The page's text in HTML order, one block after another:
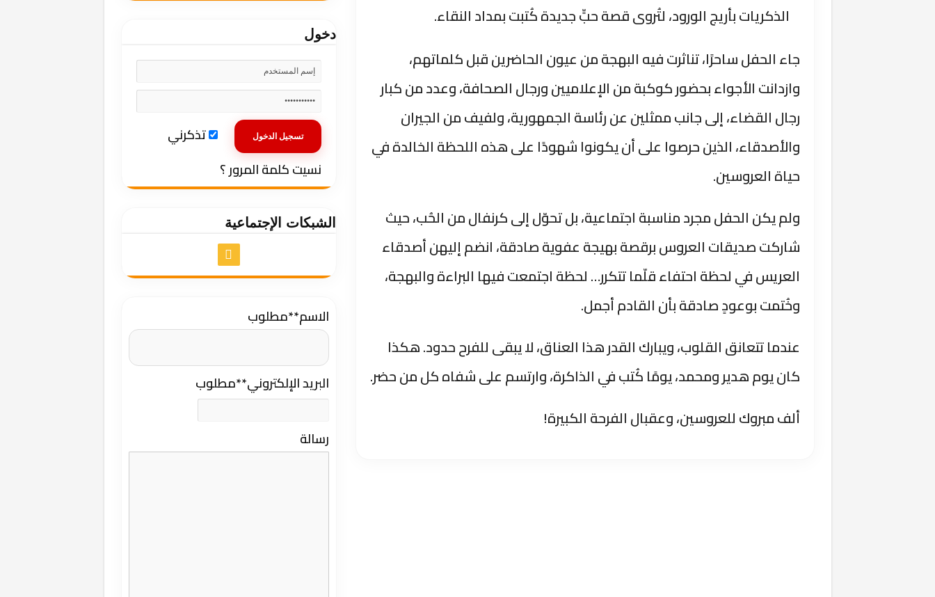
الذكريات بأريج الورود، لتُروى قصة حبٍّ جديدة كُتبت بمداد النقاء.
جاء الحفل ساحرًا، تناثرت فيه البهجة من عيون الحاضرين قبل كلماتهم،
وازدانت الأجواء بحضور كوكبة من الإعلاميين ورجال الصحافة، وعدد من كبار
رجال القضاء، إلى جانب ممثلين عن رئاسة الجمهورية، ولفيف من الجيران
والأصدقاء، الذين حرصوا على أن يكونوا شهودًا على هذه اللحظة الخالدة في
حياة العروسين.
ولم يكن الحفل مجرد مناسبة اجتماعية، بل تحوّل إلى كرنفال من الحُب، حيث
شاركت صديقات العروس برقصة بهيجة عفوية صادقة، انضم إليهن أصدقاء
العريس في لحظة احتفاء قلّما تتكرر… لحظة اجتمعت فيها البراءة والبهجة،
وخُتمت بوعودٍ صادقة بأن القادم أجمل.
عندما تتعانق القلوب، ويبارك القدر هذا العناق، لا يبقى للفرح حدود. هكذا
كان يوم هدير ومحمد، يومًا كُتب في الذاكرة، وارتسم على شفاه كل من حضر.
ألف مبروك للعروسين، وعقبال الفرحة الكبيرة!
دخول
تذكرني
نسيت كلمة المرور ؟
الشبكات الإجتماعية
الاسم**مطلوب
البريد الإلكتروني**مطلوب
رسالة